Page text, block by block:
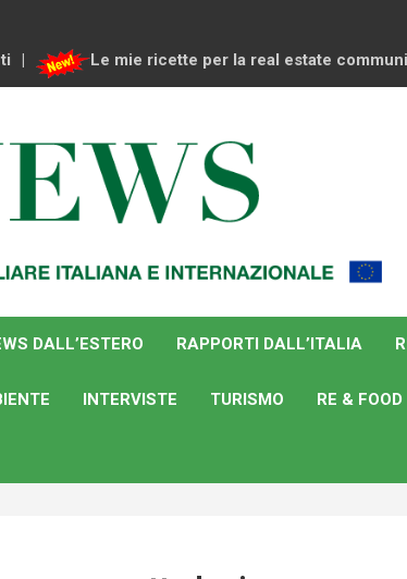
Le mie ricette per la real estate
DALL’ESTERO RAPPORTI DALL’ITALIA
INTERVISTE TURISMO RE & FOOD